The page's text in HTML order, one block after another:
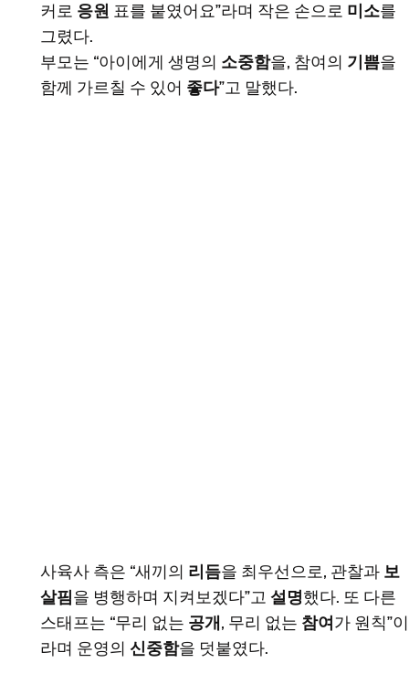
커로 응원 표를 붙였어요”라며 작은 손으로 미소를
그렸다.
부모는 “아이에게 생명의 소중함을, 참여의 기쁨을
함께 가르칠 수 있어 좋다”고 말했다.
사육사 측은 “새끼의 리듬을 최우선으로, 관찰과 보
살핌을 병행하며 지켜보겠다”고 설명했다. 또 다른
스태프는 “무리 없는 공개 , 무리 없는 참여 가 원칙”이
라며 운영의 신중함을 덧붙였다.